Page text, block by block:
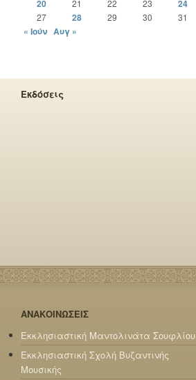
20 21 22 23 24
27 28 29 30 31
« Ιούν Αυγ »
Εκδόσεις
ΑΝΑΚΟΙΝΩΣΕΙΣ
Εκκλησιαστική Μαντολινάτα Σουφλίου
Εκκλησιαστική Σχολή Βυζαντινής
Μουσικής